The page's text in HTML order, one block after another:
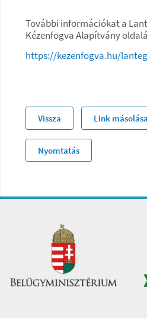
További információkat a
Kézenfogva Alapítvány
https://kezenfogva.hu/
Vissza Link másolása
Nyomtatás